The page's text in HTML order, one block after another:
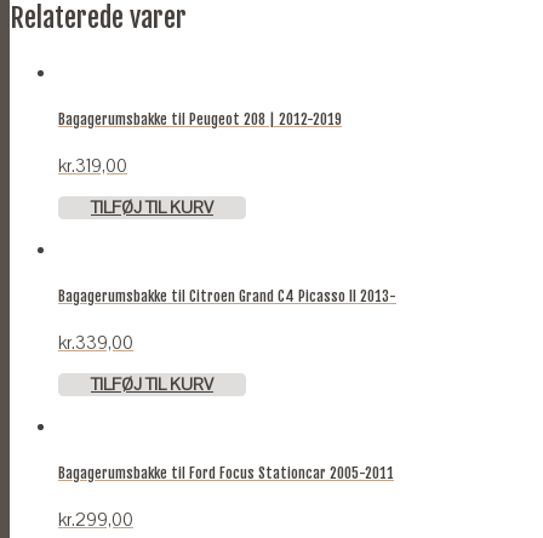
Relaterede varer
Bagagerumsbakke til Peugeot 208 | 2012-2019
kr.319,00
TILFØJ TIL KURV
Bagagerumsbakke til Citroen Grand C4 Picasso II 2013-
kr.339,00
TILFØJ TIL KURV
Bagagerumsbakke til Ford Focus Stationcar 2005-2011
kr.299,00